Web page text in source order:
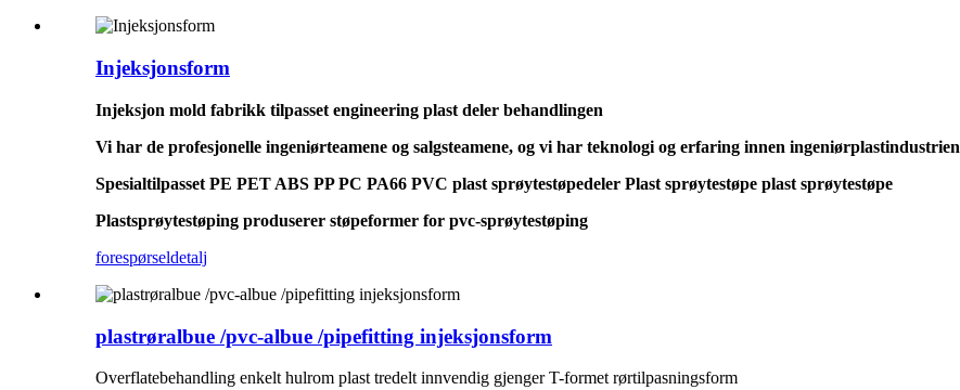
Injeksjonsform
Injeksjon mold fabrikk tilpasset engineering plast deler behandlingen
Vi har de profesjonelle ingeniørteamene og salgsteamene, og vi har teknologi og erfaring innen ingeniørplastindustrien
Spesialtilpasset PE PET ABS PP PC PA66 PVC plast sprøytestøpedeler Plast sprøytestøpe plast sprøytestøpe
Plastsprøytestøping produserer støpeformer for pvc-sprøytestøping
forespørseldetalj
plastrøralbue /pvc-albue /pipefitting injeksjonsform
Overflatebehandling enkelt hulrom plast tredelt innvendig gjenger T-formet rørtilpasningsform